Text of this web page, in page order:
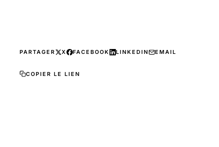
PARTAGER X FACEBOOK LINKEDIN EMAIL
COPIER LE LIEN